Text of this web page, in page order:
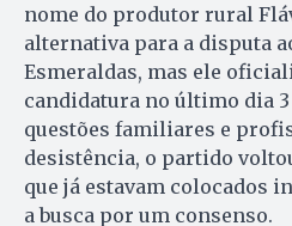
nome do produtor rural
alternativa para a disputa
Esmeraldas, mas ele
candidatura no último dia
questões familiares e
desistência, o partido
que já estavam colocados
a busca por um consenso.